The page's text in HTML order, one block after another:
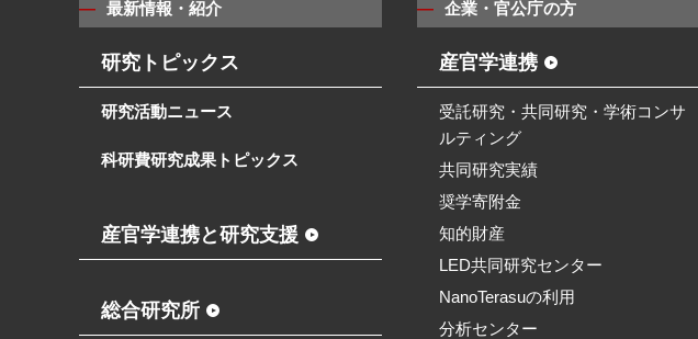
最新情報・紹介
研究トピックス
研究活動ニュース
科研費研究成果トピックス
産官学連携と研究支援
総合研究所
企業・官公庁の方
産官学連携
受託研究・共同研究・学術コンサ
ルティング
共同研究実績
奨学寄附金
知的財産
LED共同研究センター
NanoTerasuの利用
分析センター